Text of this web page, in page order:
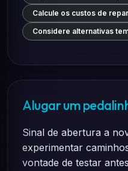
Calcule os custos de
Considere alternativas
Alugar um
Sinal de abertura a
experimentar
vontade de testar